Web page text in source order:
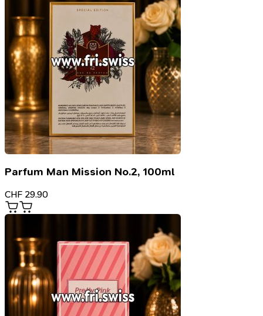
Parfum Man Mission No.2, 100ml
CHF 29.90